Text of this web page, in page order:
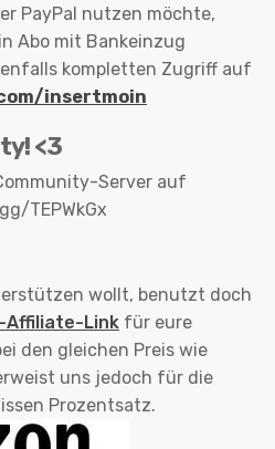
PayPal nutzen möchte,
Abo mit Bankeinzug
kompletten Zugriff auf
insertmoin
<3
Server auf
TEPWkGx
wollt, benutzt doch
Affiliate-Link für eure
den gleichen Preis wie
uns jedoch für die
Prozentsatz.